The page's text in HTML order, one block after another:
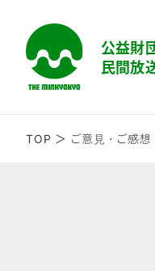
TOP ご意見・ご感想